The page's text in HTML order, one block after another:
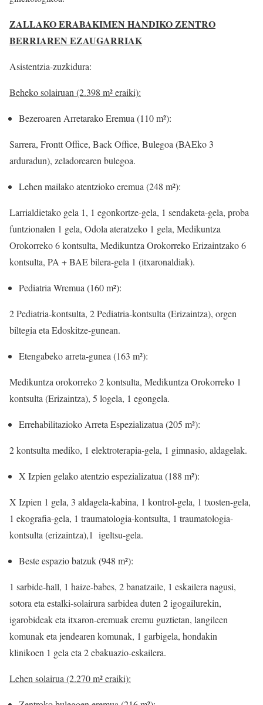
ZALLAKO ERABAKIMEN HANDIKO ZENTRO
BERRIAREN EZAUGARRIAK
Asistentzia-zuzkidura:
Beheko solairuan (2.398 m² eraiki):
Bezeroaren Arretarako Eremua (110 m²):
Sarrera, Frontt Office, Back Office, Bulegoa (BAEko 3
arduradun), zeladorearen bulegoa.
Lehen mailako atentzioko eremua (248 m²):
Larrialdietako gela 1, 1 egonkortze-gela, 1 sendaketa-gela, proba
funtzionalen 1 gela, Odola ateratzeko 1 gela, Medikuntza
Orokorreko 6 kontsulta, Medikuntza Orokorreko Erizaintzako 6
kontsulta, PA + BAE bilera-gela 1 (itxaronaldiak).
Pediatria Wremua (160 m²):
2 Pediatria-kontsulta, 2 Pediatria-kontsulta (Erizaintza), orgen
biltegia eta Edoskitze-gunean.
Etengabeko arreta-gunea (163 m²):
Medikuntza orokorreko 2 kontsulta, Medikuntza Orokorreko 1
kontsulta (Erizaintza), 5 logela, 1 egongela.
Errehabilitazioko Arreta Espezializatua (205 m²):
2 kontsulta mediko, 1 elektroterapia-gela, 1 gimnasio, aldagelak.
X Izpien gelako atentzio espezializatua (188 m²):
X Izpien 1 gela, 3 aldagela-kabina, 1 kontrol-gela, 1 txosten-gela,
1 ekografia-gela, 1 traumatologia-kontsulta, 1 traumatologia-
kontsulta (erizaintza),1 igeltsu-gela.
Beste espazio batzuk (948 m²):
1 sarbide-hall, 1 haize-babes, 2 banatzaile, 1 eskailera nagusi,
sotora eta estalki-solairura sarbidea duten 2 igogailurekin,
igarobideak eta itxaron-eremuak eremu guztietan, langileen
komunak eta jendearen komunak, 1 garbigela, hondakin
klinikoen 1 gela eta 2 ebakuazio-eskailera.
Lehen solairua (2.270 m² eraiki):